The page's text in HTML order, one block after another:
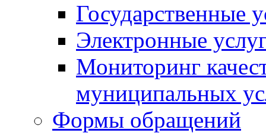
Государственные
Электронные
Мониторинг
муниципальных
Формы обращений